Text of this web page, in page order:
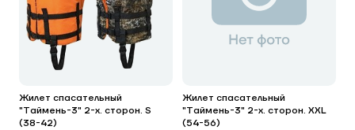
Жилет спасательный
"Таймень-3" 2-х. сторон. S
(38-42)
Жилет спасательный
"Таймень-3" 2-х. сторон. XXL
(54-56)